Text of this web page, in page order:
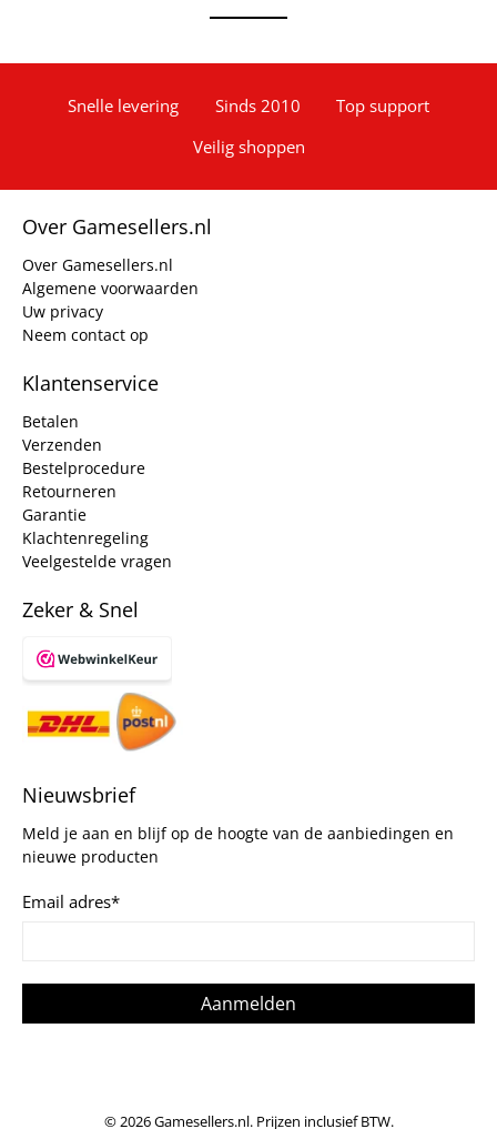
Snelle levering Sinds 2010
Top support
Veilig shoppen
Over Gamesellers.nl
Over Gamesellers.nl
Algemene voorwaarden
Uw privacy
Neem contact op
Klantenservice
Betalen
Verzenden
Bestelprocedure
Retourneren
Garantie
Klachtenregeling
Veelgestelde vragen
Zeker & Snel
Nieuwsbrief
Meld je aan en blijf op de hoogte van de aanbiedingen en
nieuwe producten
Email adres*
Aanmelden
© 2026Gamesellers.nl. Prijzen inclusief BTW.